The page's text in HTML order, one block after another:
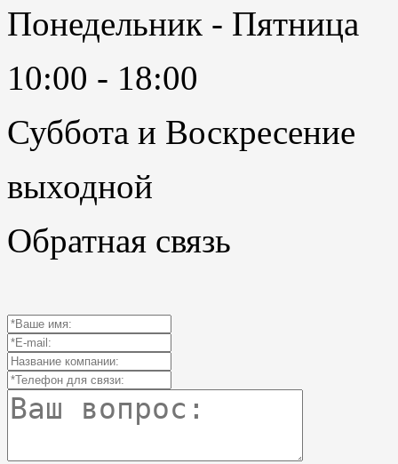
Понедельник - Пятница
10:00 - 18:00
Суббота и Воскресение
выходной
Обратная связь